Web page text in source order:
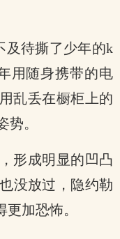
及待撕了少年的k
用随身携带的电
乱丢在橱柜上的
势。
形成明显的凹凸
没放过，隐约勒
加恐怖。